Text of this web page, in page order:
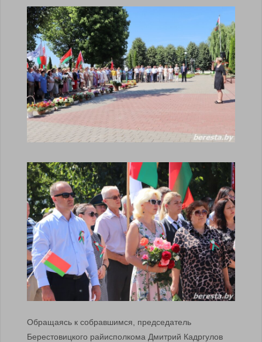
Обращаясь к собравшимся, председатель
Берестовицкого райисполкома Дмитрий Кадргулов